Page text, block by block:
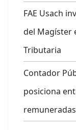
FAE Usach
del Magíster
Tributaria
Contador
posiciona